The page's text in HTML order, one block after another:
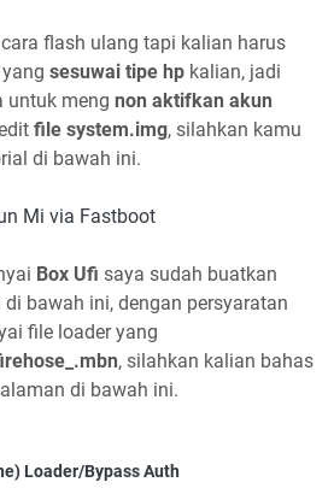
flash ulang tapi kalian harus
yang sesuwai tipe hp kalian, jadi
untuk meng non aktifkan akun
file system.img, silahkan kamu
di bawah ini.
Mi via Fastboot
Box Ufi saya sudah buatkan
bawah ini, dengan persyaratan
file loader yang
, silahkan kalian bahas
di bawah ini.
Loader/Bypass Auth